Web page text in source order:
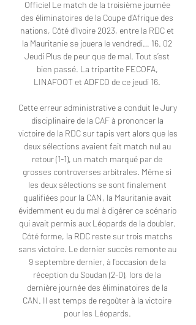
Officiel Le match de la troisième journée
des éliminatoires de la Coupe d’Afrique des
nations, Côté d’Ivoire 2023, entre la RDC et
la Mauritanie se jouera le vendredi… 16. 02
Jeudi Plus de peur que de mal. Tout s’est
bien passé. La tripartite FECOFA,
LINAFOOT et ADFCO de ce jeudi 16.
Cette erreur administrative a conduit le Jury
disciplinaire de la CAF à prononcer la
victoire de la RDC sur tapis vert alors que les
deux sélections avaient fait match nul au
retour (1-1), un match marqué par de
grosses controverses arbitrales. Même si
les deux sélections se sont finalement
qualifiées pour la CAN, la Mauritanie avait
évidemment eu du mal à digérer ce scénario
qui avait permis aux Léopards de la doubler.
Côté forme, la RDC reste sur trois matchs
sans victoire. Le dernier succès remonte au
9 septembre dernier, à l'occasion de la
réception du Soudan (2-0), lors de la
dernière journée des éliminatoires de la
CAN. Il est temps de regoûter à la victoire
pour les Léopards.